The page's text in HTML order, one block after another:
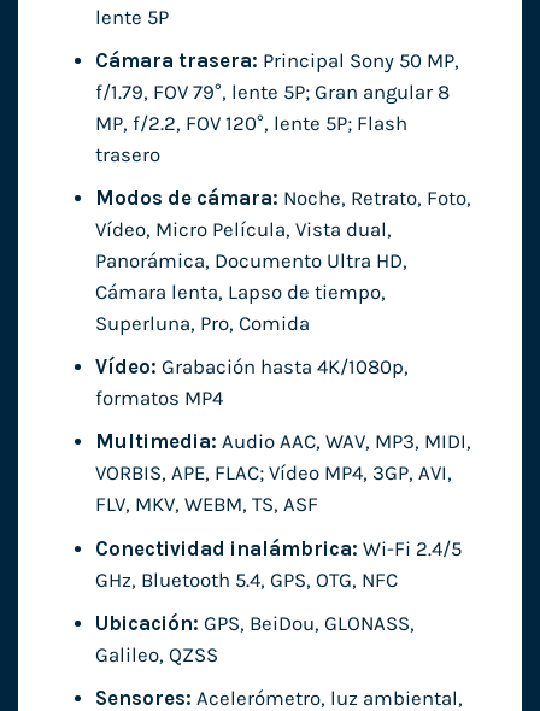
lente 5P
Cámara trasera: Principal Sony 50 MP,
f/1.79, FOV 79°, lente 5P; Gran angular 8
MP, f/2.2, FOV 120°, lente 5P; Flash
trasero
Modos de cámara: Noche, Retrato, Foto,
Vídeo, Micro Película, Vista dual,
Panorámica, Documento Ultra HD,
Cámara lenta, Lapso de tiempo,
Superluna, Pro, Comida
Vídeo: Grabación hasta 4K/1080p,
formatos MP4
Multimedia: Audio AAC, WAV, MP3, MIDI,
VORBIS, APE, FLAC; Vídeo MP4, 3GP, AVI,
FLV, MKV, WEBM, TS, ASF
Conectividad inalámbrica: Wi-Fi 2.4/5
GHz, Bluetooth 5.4, GPS, OTG, NFC
Ubicación: GPS, BeiDou, GLONASS,
Galileo, QZSS
Sensores: Acelerómetro, luz ambiental,